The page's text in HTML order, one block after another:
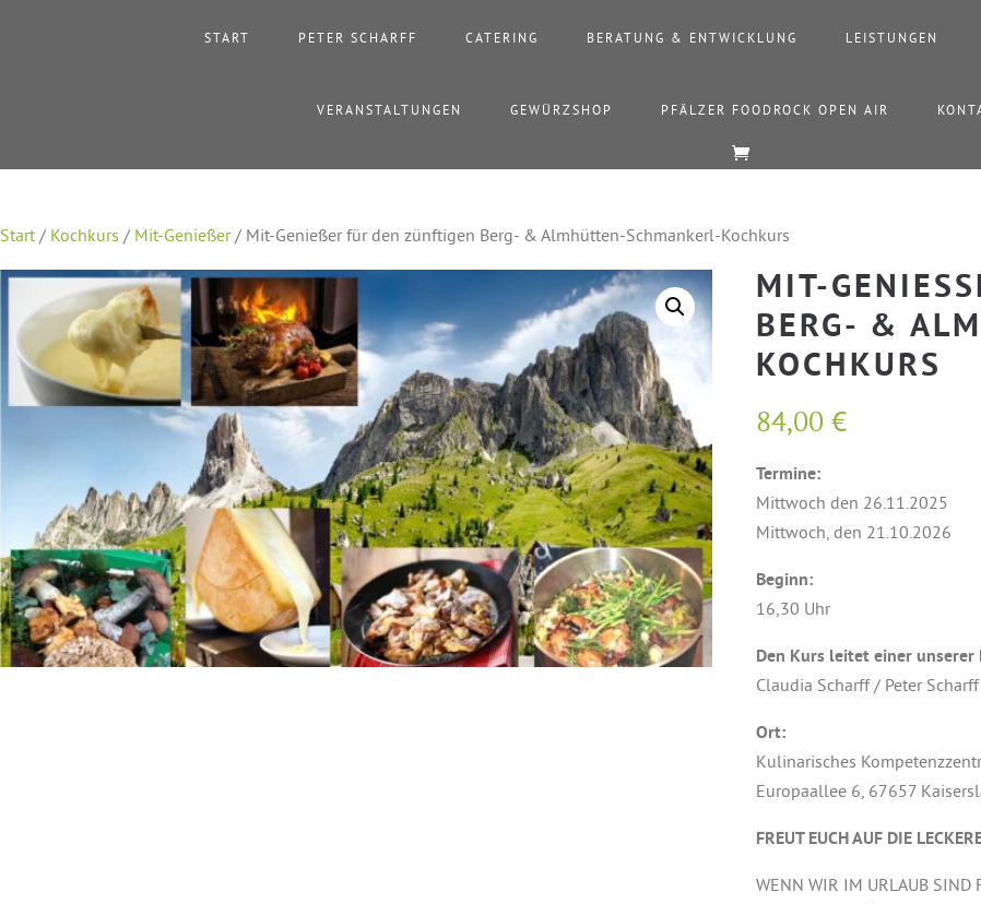
START PETER SCHARFF CATERING BERATUNG & ENTWICKLUNG LEISTUNGEN
VERANSTALTUNGEN GEWÜRZSHOP PFÄLZER FOODROCK OPEN AIR
Start/ Kochkurs / Mit-Genießer/ Mit-Genießer für den zünftigen Berg- & Almhütten-Schmankerl-Kochkurs
MIT-
ERG- &
OCHKURS
84,00€
Termine:
Mittwoch den 26.11.2025
Mittwoch, den 21.10.2026
Beginn:
16,30 Uhr
Den Kurs leitet einer unserer
Claudia Scharff / Peter Scharff
Ort:
Kulinarisches
Europaallee 6, 67657
FREUT EUCH AUF DIE
WENN WIR IM URLAUB SIND